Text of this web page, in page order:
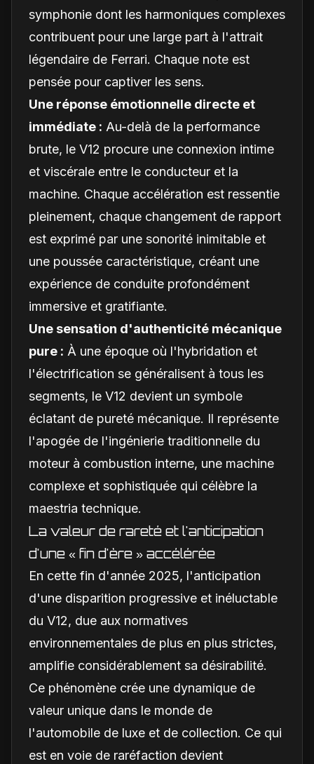
symphonie dont les harmoniques complexes
contribuent pour une large part à l'attrait
légendaire de Ferrari. Chaque note est
pensée pour captiver les sens.
Une réponse émotionnelle directe et
immédiate : Au-delà de la performance
brute, le V12 procure une connexion intime
et viscérale entre le conducteur et la
machine. Chaque accélération est ressentie
pleinement, chaque changement de rapport
est exprimé par une sonorité inimitable et
une poussée caractéristique, créant une
expérience de conduite profondément
immersive et gratifiante.
Une sensation d'authenticité mécanique
pure : À une époque où l'hybridation et
l'électrification se généralisent à tous les
segments, le V12 devient un symbole
éclatant de pureté mécanique. Il représente
l'apogée de l'ingénierie traditionnelle du
moteur à combustion interne, une machine
complexe et sophistiquée qui célèbre la
maestria technique.
La valeur de rareté et l'anticipation
d'une « fin d'ère » accélérée
En cette fin d'année 2025, l'anticipation
d'une disparition progressive et inéluctable
du V12, due aux normatives
environnementales de plus en plus strictes,
amplifie considérablement sa désirabilité.
Ce phénomène crée une dynamique de
valeur unique dans le monde de
l'automobile de luxe et de collection. Ce qui
est en voie de raréfaction devient